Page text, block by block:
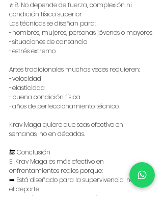
⭐ 8. No depende de fuerza, complexión ni
condición física superior
Las técnicas se diseñan para:
-hombres, mujeres, personas jóvenes o mayores
-situaciones de cansancio
-estrés extremo.
Artes tradicionales muchas veces requieren:
-velocidad
-elasticidad
-buena condición física
-años de perfeccionamiento técnico.
Krav Maga quiere que seas efectivo en
semanas, no en décadas.
🔚 Conclusión
El Krav Maga es más efectivo en
enfrentamientos reales porque:
➡️ Está diseñado para la supervivencia, no para
el deporte.
➡️ Sus técnicas son simples, rápidas e instintivas.